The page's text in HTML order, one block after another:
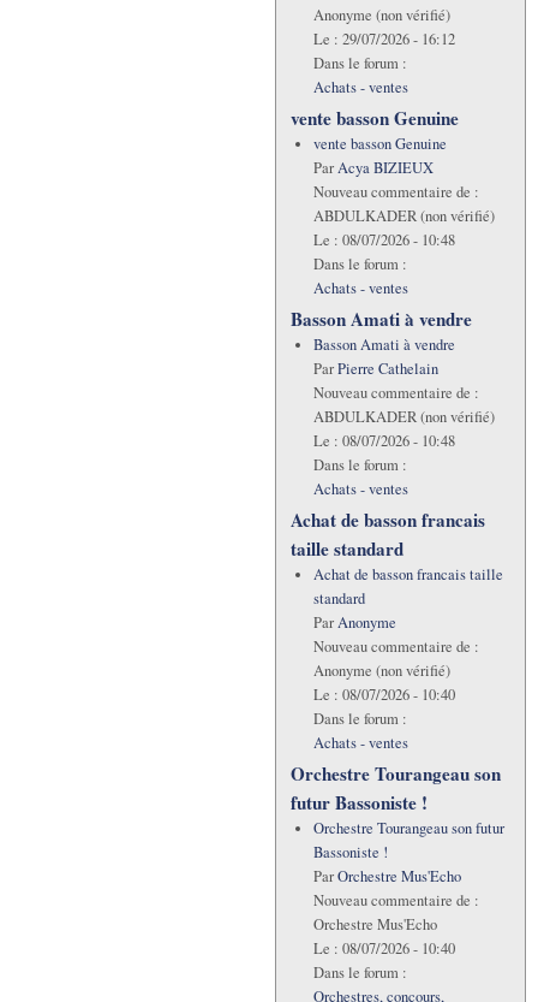
Anonyme (non vérifié)
Le : 29/07/2026 - 16:12
Dans le forum :
Achats - ventes
vente basson Genuine
vente basson Genuine
ParAcya BIZIEUX
Nouveau commentaire de :
ABDULKADER (non vérifié)
Le : 08/07/2026 - 10:48
Dans le forum :
Achats - ventes
Basson Amati à vendre
Basson Amati à vendre
ParPierre Cathelain
Nouveau commentaire de :
ABDULKADER (non vérifié)
Le : 08/07/2026 - 10:48
Dans le forum :
Achats - ventes
Achat de basson francais
taille standard
Achat de basson francais taille
standard
ParAnonyme
Nouveau commentaire de :
Anonyme (non vérifié)
Le : 08/07/2026 - 10:40
Dans le forum :
Achats - ventes
Orchestre Tourangeau son
futur Bassoniste !
Orchestre Tourangeau son futur
Bassoniste !
ParOrchestre Mus'Echo
Nouveau commentaire de :
Orchestre Mus'Echo
Le : 08/07/2026 - 10:40
Dans le forum :
Orchestres, concours,